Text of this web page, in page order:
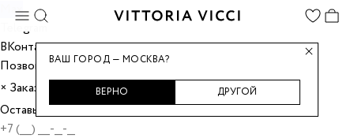
Max
Telegram
ВКонтакте
Позвонить
× Заказать звонок
Оставьте номер, и мы перезвоним вам.
ВАШ ГОРОД — МОСКВА?
ВЕРНО ДРУГОЙ